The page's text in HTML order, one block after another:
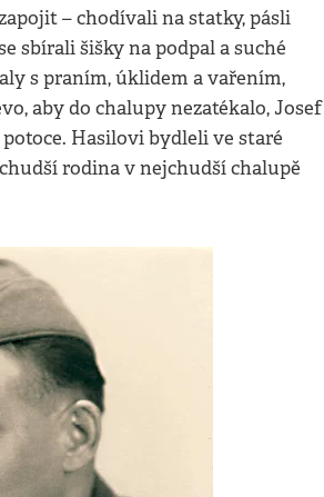
– chodívali na statky, pásli
sbírali šišky na podpal a suché
s praním, úklidem a vařením,
aby do chalupy nezatékalo, Josef
Hasilovi bydleli ve staré
rodina v nejchudší chalupě